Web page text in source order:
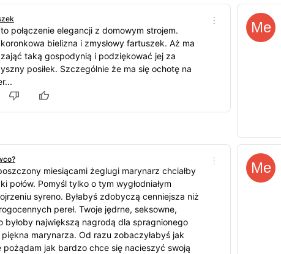
połączenie elegancji z domowym strojem.
bielizna i zmysłowy fartuszek. Aż ma
taką gospodynią i podziękować jej za
posiłek. Szczególnie że ma się ochotę na
miesiącami żeglugi marynarz chciałby
połów. Pomyśl tylko o tym wygłodniałym
syreno. Byłabyś zdobyczą cenniejsza niż
pereł. Twoje jędrne, seksowne,
byłoby największą nagrodą dla spragnionego
marynarza. Od razu zobaczyłabyś jak
pożądam jak bardzo chce się nacieszyć swoją